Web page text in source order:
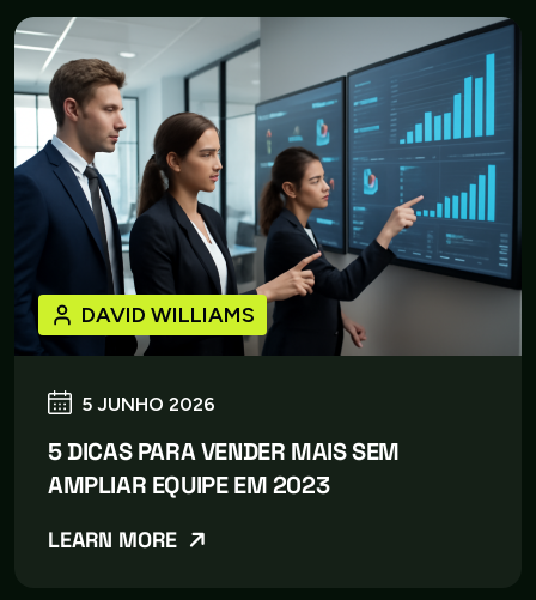
5 JUNHO 2026
DAVID WILLIAMS
5 DICAS PARA VENDER MAIS SEM
AMPLIAR EQUIPE EM 2023
LEARN MORE